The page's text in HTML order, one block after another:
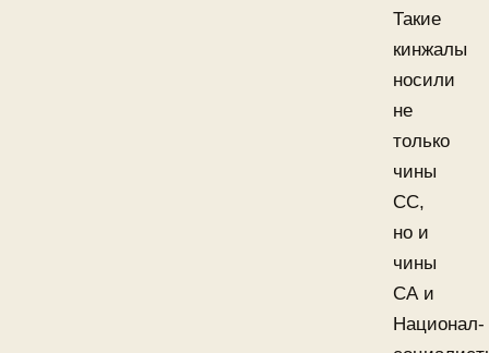
Такие
кинжалы
носили
не
только
чины
СС,
но и
чины
СА и
Национал-